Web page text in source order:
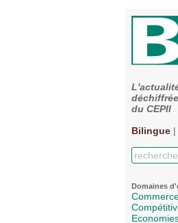
du CEPII
Bilingue |
Domaines